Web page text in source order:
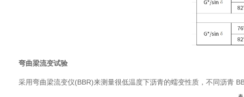
弯曲梁流变试验
采用弯曲梁流变仪(BBR)来测量很低温度下沥青的蠕变性质，不同沥青